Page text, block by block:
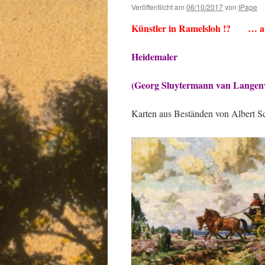
Veröffentlicht am 06/10/2017von IPape
Künstler in Ramelsloh !? …
Heidemaler
(Georg Sluytermann van
Karten aus Beständen von Albert